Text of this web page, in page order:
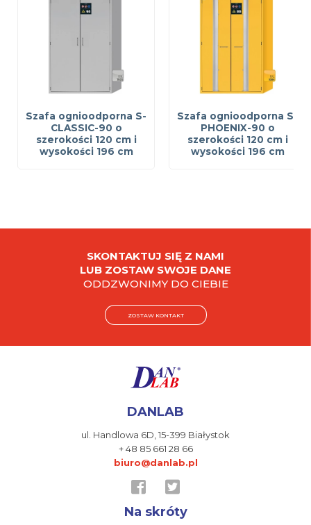
Szafa ognioodporna S-
CLASSIC-90 o
szerokości 120 cm i
wysokości 196 cm
Szafa ognioodporna S-
PHOENIX-90 o
szerokości 120 cm i
wysokości 196 cm
SKONTAKTUJ SIĘ Z NAMI
LUB ZOSTAW SWOJE DANE
ODDZWONIMY DO CIEBIE
ZOSTAW KONTAKT
DANLAB
ul. Handlowa 6D,15-399 Białystok
+ 48 85 661 28 66
biuro@danlab.pl
Na skróty